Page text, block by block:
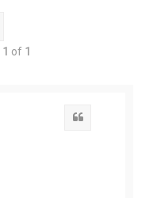
1 of 1